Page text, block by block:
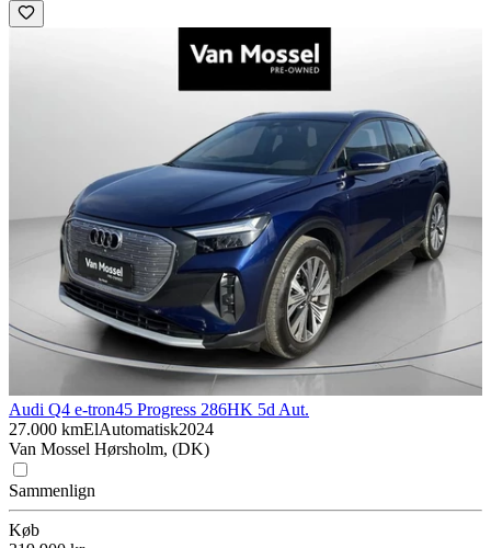
Audi Q4 e-tron45 Progress 286HK 5d Aut.
27.000 kmElAutomatisk2024
Van Mossel Hørsholm, (DK)
Sammenlign
Køb